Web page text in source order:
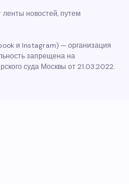
новостей, путем
и Instagram) — организация
запрещена на
суда Москвы от 21.03.2022.